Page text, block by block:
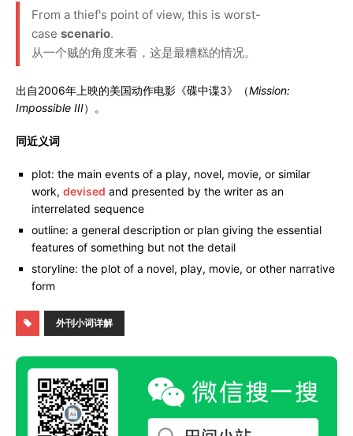
From a thief's point of view, this is worst-
case scenario.
从一个贼的角度来看，这是最糟糕的情况。
出自2006年上映的美国动作电影《碟中谍3》（Mission:
Impossible III）。
同近义词
plot: the main events of a play, novel, movie, or similar
work, devised and presented by the writer as an
interrelated sequence
outline: a general description or plan giving the essential
features of something but not the detail
storyline: the plot of a novel, play, movie, or other narrative
form
外刊小词详解